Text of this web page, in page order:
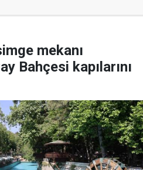
mekanı
Bahçesi kapılarını